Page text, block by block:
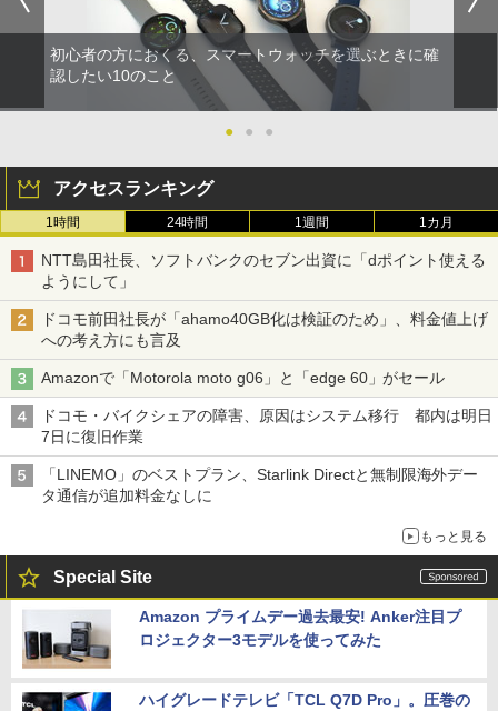
初心者の方におくる、スマートウォッチを選ぶときに確
認したい10のこと
● ● ●
アクセスランキング
1時間 24時間 1週間 1カ月
NTT島田社長、ソフトバンクのセブン出資に「dポイント使える
ようにして」
ドコモ前田社長が「ahamo40GB化は検証のため」、料金値上げ
への考え方にも言及
Amazonで「Motorola moto g06」と「edge 60」がセール
ドコモ・バイクシェアの障害、原因はシステム移行 都内は明日
7日に復旧作業
「LINEMO」のベストプラン、Starlink Directと無制限海外デー
タ通信が追加料金なしに
もっと見る
Special Site
Amazon プライムデー過去最安! Anker注目プ
ロジェクター3モデルを使ってみた
ハイグレードテレビ「TCL Q7D Pro」。圧巻の